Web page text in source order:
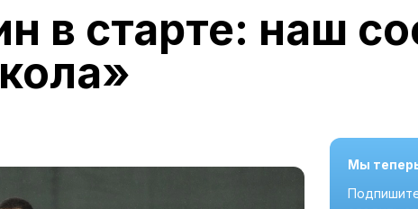
в старте: наш
Мы